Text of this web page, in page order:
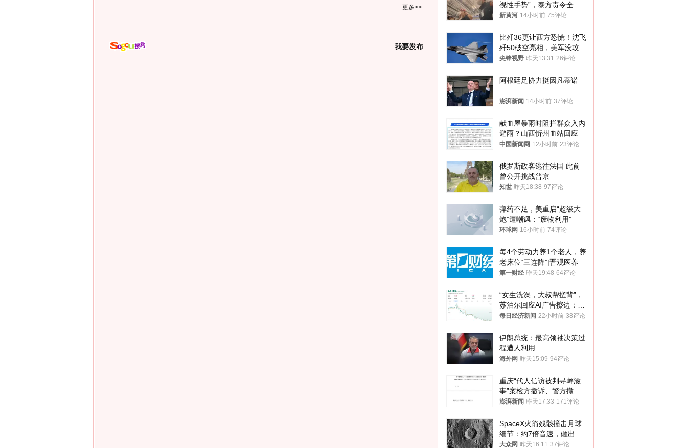
更多>>
我要发布
视性手势”，泰方责令全面
调查，对责任人采取最严厉
新黄河 14小时前 75评论
比歼36更让西方恐慌！沈飞
歼50破空亮相，美军没攻克
的技术被拿下
尖锋视野 昨天13:31 26评论
阿根廷足协力挺因凡蒂诺
澎湃新闻 14小时前 37评论
献血屋暴雨时阻拦群众入内
避雨？山西忻州血站回应
中国新闻网 12小时前 23评论
俄罗斯政客逃往法国 此前
曾公开挑战普京
知世 昨天18:38 97评论
弹药不足，美重启“超级大
炮”遭嘲讽：“废物利用”
环球网 16小时前 74评论
每4个劳动力养1个老人，养
老床位“三连降”|晋观医养
第一财经 昨天19:48 64评论
“女生洗澡，大叔帮搓背”，
苏泊尔回应AI广告擦边：视
频全下架，已强化内容管理
每日经济新闻 22小时前 38评论
伊朗总统：最高领袖决策过
程遭人利用
海外网 昨天15:09 94评论
重庆“代人信访被判寻衅滋
事”案检方撤诉、警方撤
案，两被告人获国赔
澎湃新闻 昨天17:33 171评论
SpaceX火箭残骸撞击月球
细节：约7倍音速，砸出直
径约30米撞击坑
大众网 昨天16:11 37评论